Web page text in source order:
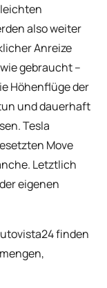
also weiter
Anreize
gebraucht –
Höhenflüge der
und dauerhaft
Tesla
Move
Letztlich
eigenen
finden